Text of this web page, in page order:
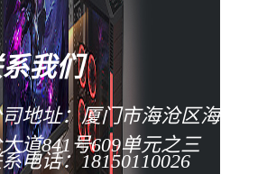
我们
司地址：厦门市海沧区海
道841号609单元之三
电话：18150110026